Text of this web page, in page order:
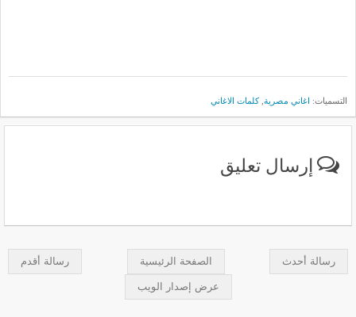
التسميات: اغاني مصرية ,كلمات الاغاني
إرسال تعليق
رسالة أحدث رسالة أقدم الصفحة الرئيسية
عرض إصدار الويب